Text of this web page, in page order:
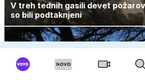
V treh tednih gasili devet
so bili podtaknjeni